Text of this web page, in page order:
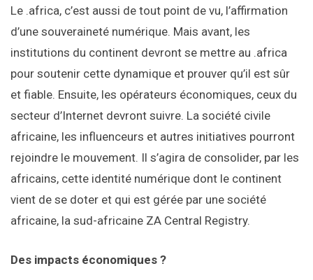
Le .africa, c’est aussi de tout point de vu, l’affirmation
d’une souveraineté numérique. Mais avant, les
institutions du continent devront se mettre au .africa
pour soutenir cette dynamique et prouver qu’il est sûr
et fiable. Ensuite, les opérateurs économiques, ceux du
secteur d’Internet devront suivre. La société civile
africaine, les influenceurs et autres initiatives pourront
rejoindre le mouvement. Il s’agira de consolider, par les
africains, cette identité numérique dont le continent
vient de se doter et qui est gérée par une société
africaine, la sud-africaine ZA Central Registry.
Des impacts économiques ?